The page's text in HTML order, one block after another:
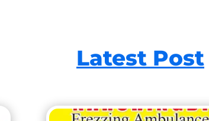
Latest Post